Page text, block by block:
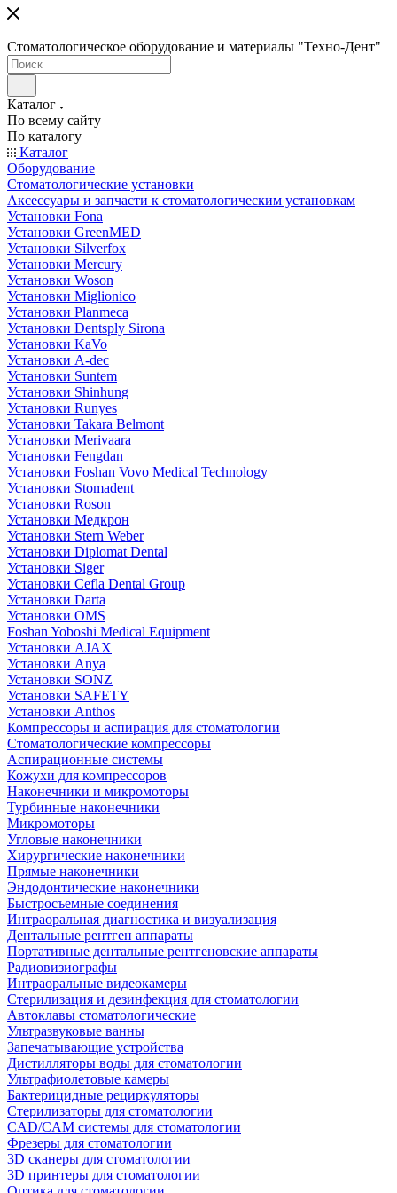
Стоматологическое оборудование и материалы "Техно-Дент"
Каталог
По всему сайту
По каталогу
Каталог
Оборудование
Стоматологические установки
Аксессуары и запчасти к стоматологическим установкам
Установки Fona
Установки GreenMED
Установки Silverfox
Установки Mercury
Установки Woson
Установки Miglionico
Установки Planmeca
Установки Dentsply Sirona
Установки KaVo
Установки A-dec
Установки Suntem
Установки Shinhung
Установки Runyes
Установки Takara Belmont
Установки Merivaara
Установки Fengdan
Установки Foshan Vovo Medical Technology
Установки Stomadent
Установки Roson
Установки Медкрон
Установки Stern Weber
Установки Diplomat Dental
Установки Siger
Установки Cefla Dental Group
Установки Darta
Установки OMS
Foshan Yoboshi Medical Equipment
Установки AJAX
Установки Anya
Установки SONZ
Установки SAFETY
Установки Anthos
Компрессоры и аспирация для стоматологии
Стоматологические компрессоры
Аспирационные системы
Кожухи для компрессоров
Наконечники и микромоторы
Турбинные наконечники
Микромоторы
Угловые наконечники
Хирургические наконечники
Прямые наконечники
Эндодонтические наконечники
Быстросъемные соединения
Интраоральная диагностика и визуализация
Дентальные рентген аппараты
Портативные дентальные рентгеновские аппараты
Радиовизиографы
Интраоральные видеокамеры
Стерилизация и дезинфекция для стоматологии
Автоклавы стоматологические
Ультразвуковые ванны
Запечатывающие устройства
Дистилляторы воды для стоматологии
Ультрафиолетовые камеры
Бактерицидные рециркуляторы
Стерилизаторы для стоматологии
CAD/CAM системы для стоматологии
Фрезеры для стоматологии
3D cканеры для стоматологии
3D принтеры для стоматологии